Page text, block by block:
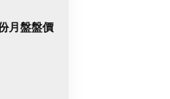
月盤盤價